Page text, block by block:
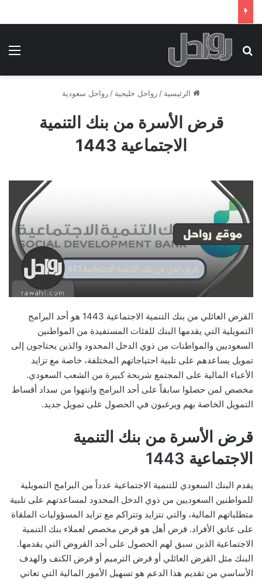
بحث عن
الرئيسية / رواحل خليجية / رواحل سعودية
قرض الأسرة من بنك التنمية
الاجتماعية 1443
القرض العائلي من بنك التنمية الاجتماعية 1443 هو أحد البرامج
التمويلية التي يقدمها البنك للفئات المستفيدة من المواطنين
السعوديين والمواطنات من ذوي الدخل المحدود والذين يحتاجون إلى
تمويل يساعدهم على تلبية احتياجاتهم المختلفة، خاصة مع تزايد
الأعباء المالية على المجتمع شريحة كبيرة من الشعب السعودي.
مخصص لمن حصلوا سابقاً على أحد البرامج وانتهوا من سداد أقساط
التمويل الخاصة بهم ويرغبون في الحصول على تمويل جديد.
قرض الأسرة من بنك التنمية
الاجتماعية 1443
يقدم البنك السعودي للتنمية الاجتماعية عدداً من البرامج التمويلية
للمواطنين السعوديين من ذوي الدخل المحدود لمساعدتهم على تلبية
متطلباتهم المالية، والتي تتزايد وتتراكم مع تزايد المسؤوليات الملقاة
على عاتق الأفراد. قرض أهل هو قرض مخصص لعملاء بنك التنمية
الاجتماعية الذين سبق لهم الحصول على أحد القروض التي يقدمها.
البنك مثل القرض العائلي أو قرض الترميم أو قرض الكنف والهدف
الأساسي من تقديم هذا الدعم هو تسهيل الأمور المالية التي تعاني